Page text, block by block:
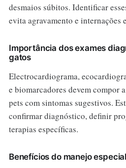
desmaios súbitos. Identificar
evita agravamento e internações
Importância dos exames
gatos
Electrocardiograma,
e biomarcadores devem compor
pets com sintomas sugestivos.
confirmar diagnóstico, definir
terapias específicas.
Benefícios do manejo